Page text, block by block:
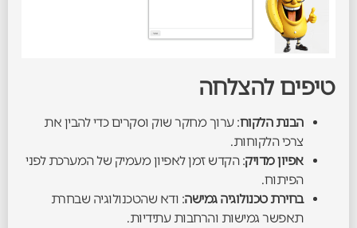
טיפים להצלחה
הבנת הלקוח: ערוך מחקר שוק וסקרים כדי להבין את
צרכי הלקוחות.
אפיון מדויק: הקדש זמן לאפיון מעמיק של המערכת לפני
הפיתוח.
בחירת טכנולוגיה גמישה: ודא שהטכנולוגיה שבחרת
תאפשר גמישות והרחבות עתידיות.